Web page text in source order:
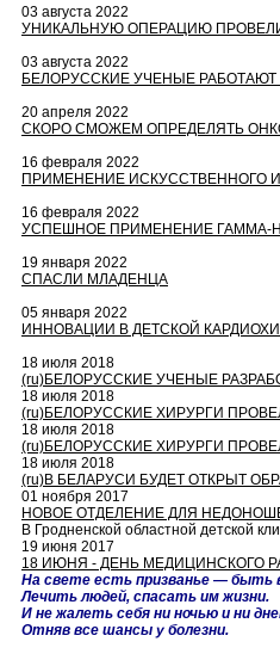
03 августа 2022
УНИКАЛЬНУЮ ОПЕРАЦИЮ
03 августа 2022
БЕЛОРУССКИЕ УЧЕНЫЕ
20 апреля 2022
СКОРО СМОЖЕМ ОПРЕДЕЛЯТЬ
16 февраля 2022
ПРИМЕНЕНИЕ ИСКУССТВЕННОГО
16 февраля 2022
УСПЕШНОЕ ПРИМЕНЕНИЕ ГАММА-
19 января 2022
СПАСЛИ МЛАДЕНЦА
05 января 2022
ИННОВАЦИИ В ДЕТСКОЙ
18 июля 2018
(ru)БЕЛОРУССКИЕ УЧЕНЫЕ
18 июля 2018
(ru)БЕЛОРУССКИЕ ХИРУРГИ
18 июля 2018
(ru)БЕЛОРУССКИЕ ХИРУРГИ
18 июля 2018
(ru)В БЕЛАРУСИ БУДЕТ ОТКРЫТ
01 ноября 2017
НОВОЕ ОТДЕЛЕНИЕ ДЛЯ
В Гродненской областной детской
19 июня 2017
18 ИЮНЯ - ДЕНЬ МЕДИЦИНСКОГО
На свете есть призванье — быть
Лечить людей, спасать им жизни.
И не жалеть себя ни ночью и ни
Отняв все шансы у болезни.